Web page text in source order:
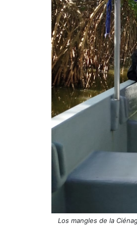
Los mangles de la